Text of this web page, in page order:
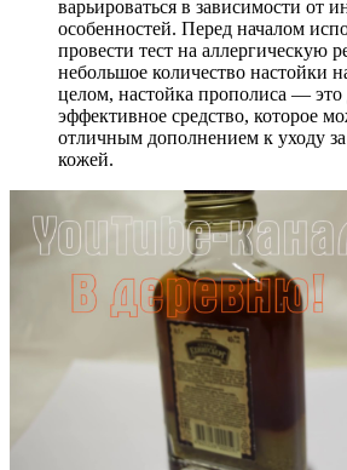
варьироваться в зависимости от
особенностей. Перед началом
провести тест на аллергическую
небольшое количество настойки
целом, настойка прополиса — это
эффективное средство, которое
отличным дополнением к уходу
кожей.